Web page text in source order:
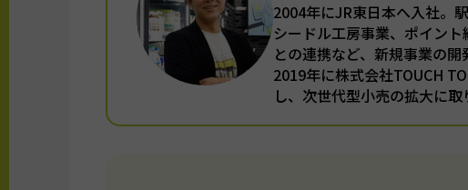
2004年にJR東日本へ入社。
シードル工房事業、ポイン
との連携など、新規事業の開
2019年に株式会社TOUCH
し、次世代型小売の拡大に取